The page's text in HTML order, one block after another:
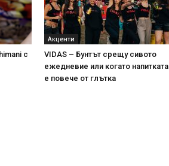
с
Акценти
VIDAS – Бунтът срещу сивото
ежедневие или когато напитката
е повече от глътка